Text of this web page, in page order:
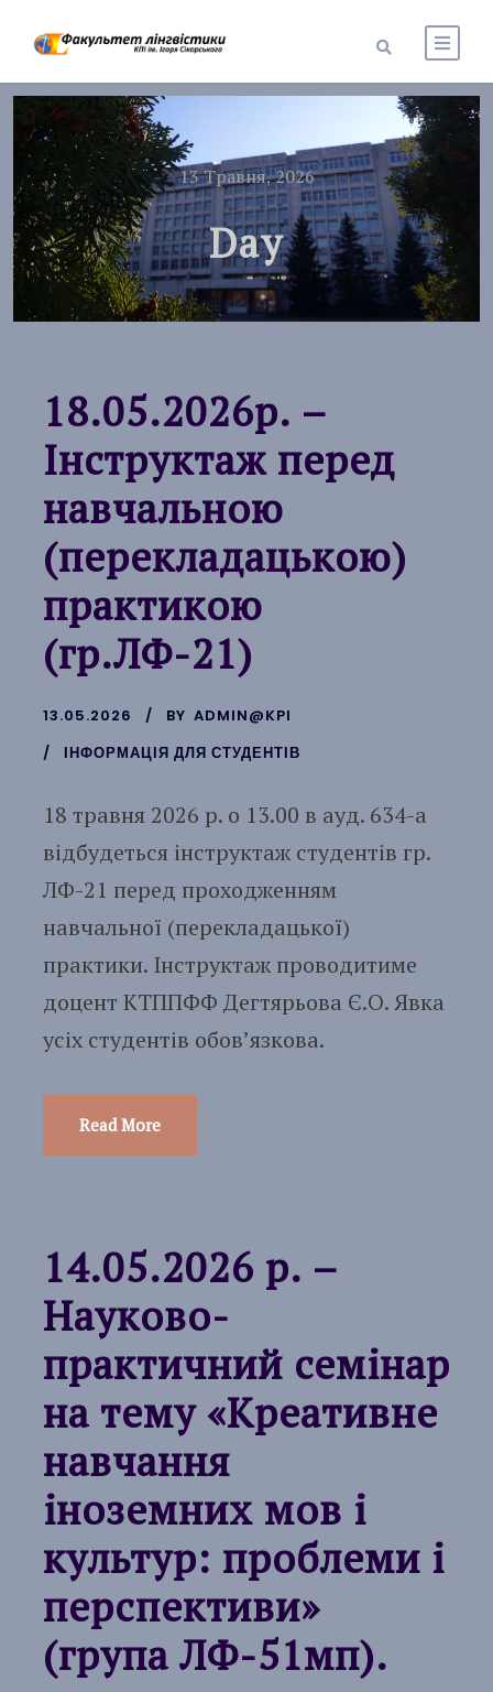
13 Травня, 2026
Day
18.05.2026р. –
Інструктаж перед
навчальною
(перекладацькою)
практикою
(гр.ЛФ-21)
13.05.2026 BY ADMIN@KPI
ІНФОРМАЦІЯ ДЛЯ СТУДЕНТІВ
18 травня 2026 р. о 13.00 в ауд. 634-а
відбудеться інструктаж студентів гр.
ЛФ-21 перед проходженням
навчальної (перекладацької)
практики. Інструктаж проводитиме
доцент КТППФФ Дегтярьова Є.О. Явка
усіх студентів обов’язкова.
Read More
14.05.2026 р. –
Науково-
практичний семінар
на тему «Креативне
навчання
іноземних мов і
культур: проблеми і
перспективи»
(група ЛФ-51мп).